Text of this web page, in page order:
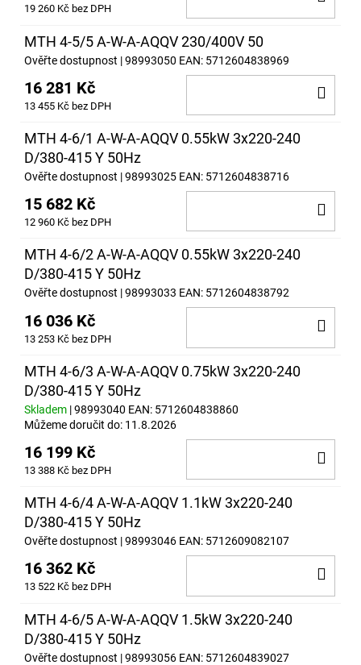
19 260 Kč bez DPH
MTH 4-5/5 A-W-A-AQQV 230/400V 50
Ověřte dostupnost | 98993050 EAN: 5712604838969
16 281 Kč
13 455 Kč bez DPH
MTH 4-6/1 A-W-A-AQQV 0.55kW 3x220-240
D/380-415 Y 50Hz
Ověřte dostupnost | 98993025 EAN: 5712604838716
15 682 Kč
12 960 Kč bez DPH
MTH 4-6/2 A-W-A-AQQV 0.55kW 3x220-240
D/380-415 Y 50Hz
Ověřte dostupnost | 98993033 EAN: 5712604838792
16 036 Kč
13 253 Kč bez DPH
MTH 4-6/3 A-W-A-AQQV 0.75kW 3x220-240
D/380-415 Y 50Hz
Skladem | 98993040 EAN: 5712604838860
Můžeme doručit do: 11.8.2026
16 199 Kč
13 388 Kč bez DPH
MTH 4-6/4 A-W-A-AQQV 1.1kW 3x220-240
D/380-415 Y 50Hz
Ověřte dostupnost | 98993046 EAN: 5712609082107
16 362 Kč
13 522 Kč bez DPH
MTH 4-6/5 A-W-A-AQQV 1.5kW 3x220-240
D/380-415 Y 50Hz
Ověřte dostupnost | 98993056 EAN: 5712604839027